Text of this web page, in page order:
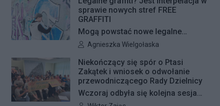
sprawie nowych stref FREE
GRAFFITI
Mogą powstać nowe legalne
miejsca do wykonywania graffiti.
interpelację, w której proponuje
wyznaczenie kolejnych stref FREE
GRAFFITI we współpracy z
Zarządem Dróg Miejskich.
Autor artykułu:
Agnieszka Wielgołaska
Niekończący się spór o Ptasi
Zakątek i wniosek o odwołanie
przewodniczącego Rady Dzielnicy
Wczoraj odbyła się kolejna sesja